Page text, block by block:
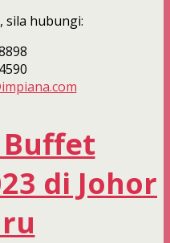
sila hubungi:
di Johor